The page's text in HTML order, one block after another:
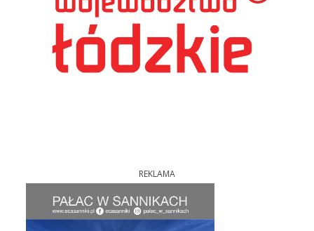
REKLAMA